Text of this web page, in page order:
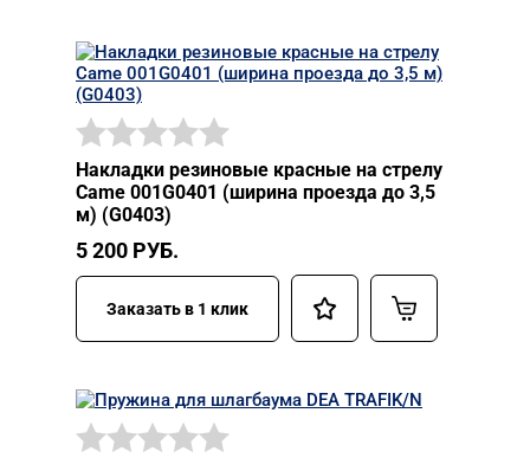
Накладки резиновые красные на стрелу
Came 001G0401 (ширина проезда до 3,5
м) (G0403)
5 200 РУБ.
Заказать в 1 клик